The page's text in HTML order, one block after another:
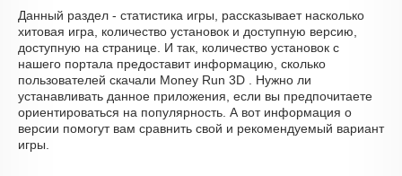
Данный раздел - статистика игры, рассказывает насколько
хитовая игра, количество установок и доступную версию,
доступную на странице. И так, количество установок с
нашего портала предоставит информацию, сколько
пользователей скачали Money Run 3D . Нужно ли
устанавливать данное приложения, если вы предпочитаете
ориентироваться на популярность. А вот информация о
версии помогут вам сравнить свой и рекомендуемый вариант
игры.